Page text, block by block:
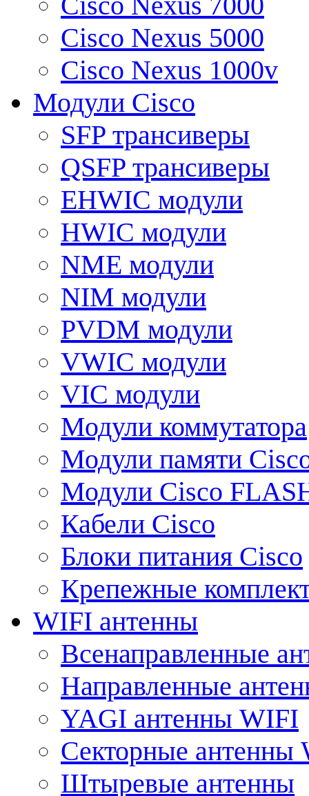
Cisco Nexus 5000
Cisco Nexus 1000v
Модули Cisco
SFP трансиверы
QSFP трансиверы
EHWIC модули
HWIC модули
NME модули
NIM модули
PVDM модули
VWIC модули
VIC модули
Модули коммутатора
Модули памяти
Модули Cisco
Кабели Cisco
Блоки питания Cisco
Крепежные
WIFI антенны
Всенаправленные
Направленные
YAGI антенны WIFI
Секторные антенны
Штыревые антенны